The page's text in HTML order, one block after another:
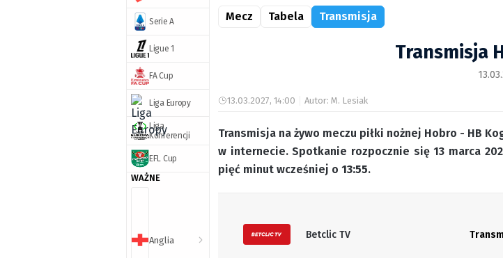
Serie A
Ligue 1
FA Cup
Liga Europy
Liga
Konferencji
EFL Cup
WAŻNE
Anglia
Mecz Tabela Transmisja
Transmisja
13.03.2027, 14:00 Autor: M. Lesiak
Transmisja na żywo meczu piłki nożnej Hobro - HB
w internecie. Spotkanie rozpocznie się 13 marca
pięć minut wcześniej o 13:55.
Betclic TV